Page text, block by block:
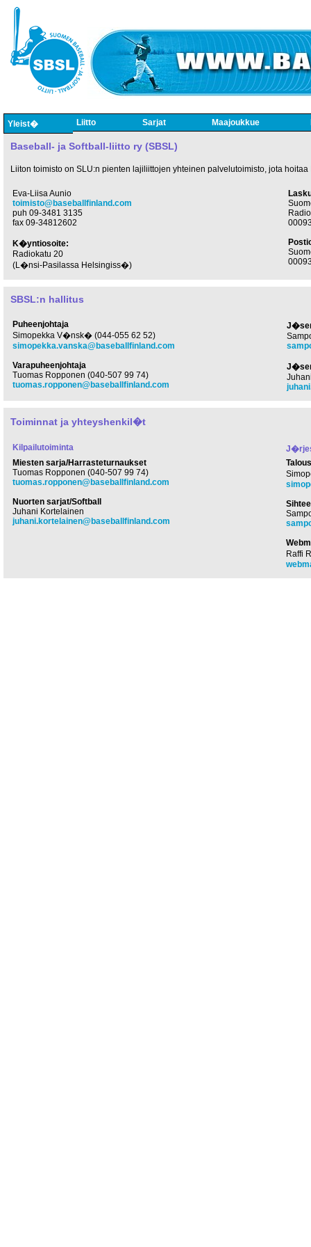
Yleist� Liitto Sarjat Maajoukkue
Baseball- ja Softball-liitto ry (SBSL)
Liiton toimisto on SLU:n pienten lajiliittojen yhteinen palvelutoimisto, jota hoitaa
Eva-Liisa Aunio
toimisto@baseballfinland.com
puh 09-3481 3135
fax 09-34812602
K�yntiosoite:
Radiokatu 20
(L�nsi-Pasilassa Helsingiss�)
SBSL:n hallitus
Puheenjohtaja
Simopekka V�nsk� (044-055 62 52)
simopekka.vanska@baseballfinland.com
Varapuheenjohtaja
Tuomas Ropponen (040-507 99 74)
tuomas.ropponen@baseballfinland.com
Toiminnat ja yhteyshenkil�t
Kilpailutoiminta
Miesten sarja/Harrasteturnaukset
Tuomas Ropponen (040-507 99 74)
tuomas.ropponen@baseballfinland.com
Nuorten sarjat/Softball
Juhani Kortelainen
juhani.kortelainen@baseballfinland.com
Talous
Raffi